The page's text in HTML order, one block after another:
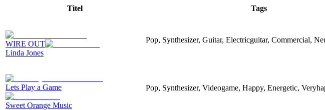
Titel Tags
WIRE OUT
Linda Jones
Pop, Synthesizer, Guitar, Electricguitar, Commercial,
Lets Play a Game
Sweet Orange Music
Pop, Synthesizer, Videogame, Happy, Energetic,